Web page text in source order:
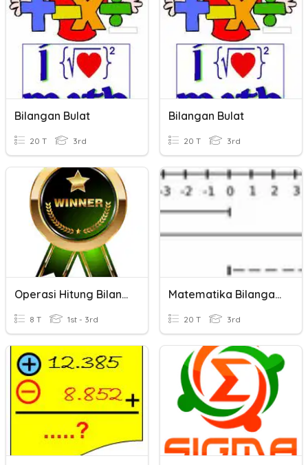
Bilangan Bulat
20 T 3rd
Bilangan Bulat
20 T 3rd
Operasi Hitung Bilangan Bulat
8 T 1st - 3rd
Matematika Bilangan Bulat
20 T 3rd